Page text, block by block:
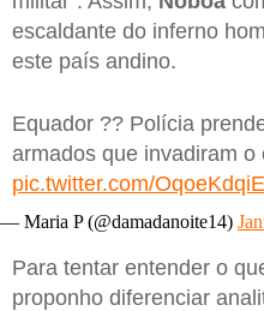
escaldante do inferno
este país andino.
Equador ?? Polícia
armados que invadiram
pic.twitter.com/
— Maria P (@damadanoite14)
Para tentar entender o
proponho diferenciar